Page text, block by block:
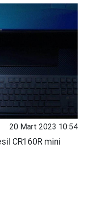
20 Mart 2023 10:54
CR160R mini